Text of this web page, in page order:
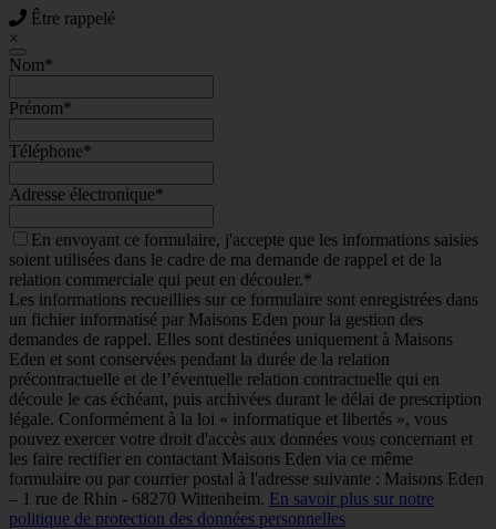
Être rappelé
×
Nom*
Prénom*
Téléphone*
Adresse électronique*
En envoyant ce formulaire, j'accepte que les informations saisies
soient utilisées dans le cadre de ma demande de rappel et de la
relation commerciale qui peut en découler.*
Les informations recueillies sur ce formulaire sont enregistrées dans
un fichier informatisé par Maisons Eden pour la gestion des
demandes de rappel. Elles sont destinées uniquement à Maisons
Eden et sont conservées pendant la durée de la relation
précontractuelle et de l’éventuelle relation contractuelle qui en
découle le cas échéant, puis archivées durant le délai de prescription
légale. Conformément à la loi « informatique et libertés », vous
pouvez exercer votre droit d'accès aux données vous concernant et
les faire rectifier en contactant Maisons Eden via ce même
formulaire ou par courrier postal à l'adresse suivante : Maisons Eden
– 1 rue de Rhin - 68270 Wittenheim. En savoir plus sur notre
politique de protection des données personnelles